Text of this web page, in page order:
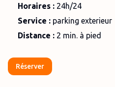
Horaires : 24h/24
Service : parking exterieur
Distance : 2 min. à pied
Réserver